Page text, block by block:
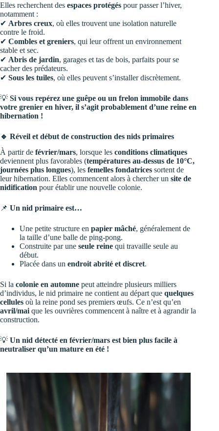
Elles recherchent des espaces protégés pour passer l’hiver,
notamment :
✔ Arbres creux, où elles trouvent une isolation naturelle
contre le froid.
✔ Combles et greniers, qui leur offrent un environnement
stable et sec.
✔ Abris de jardin, garages et tas de bois, parfaits pour se
cacher des prédateurs.
✔ Sous les tuiles, où elles peuvent s’installer discrètement.
💡 Si vous repérez une guêpe ou un frelon immobile dans
votre grenier en hiver, il s’agit probablement d’une reine en
hibernation !
🔹 Réveil et début de construction des nids primaires
À partir de février/mars, lorsque les conditions climatiques
deviennent plus favorables (températures au-dessus de 10°C,
journées plus longues), les femelles fondatrices sortent de
leur hibernation. Elles commencent alors à chercher un site de
nidification pour établir une nouvelle colonie.
📌 Un nid primaire est…
Une petite structure en papier mâché, généralement de
la taille d’une balle de ping-pong.
Construite par une seule reine qui travaille seule au
début.
Placée dans un endroit abrité et discret.
Si la colonie en automne peut atteindre plusieurs milliers
d’individus, le nid primaire ne contient au départ que quelques
cellules où la reine pond ses premiers œufs. Ce n’est qu’en
avril/mai que les ouvrières commencent à naître et à agrandir la
construction.
💡 Un nid détecté en février/mars est bien plus facile à
neutraliser qu’un mature en été !